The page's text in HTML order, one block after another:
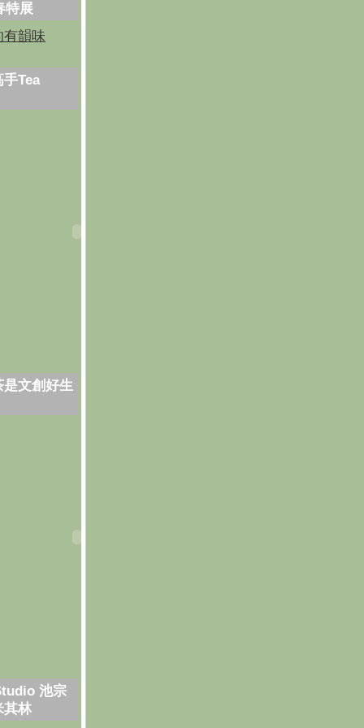
特展
有韻味
Tea
文創好生
池宗
其林